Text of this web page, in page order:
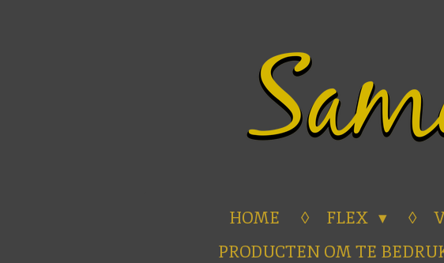
HOME FLEX
PRODUCTEN OM TE